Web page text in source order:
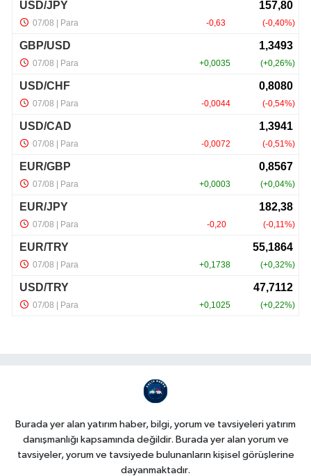
Burada yer alan yatırım haber, bilgi, yorum ve tavsiyeleri yatırım
danışmanlığı kapsamında değildir. Burada yer alan yorum ve
tavsiyeler, yorum ve tavsiyede bulunanların kişisel görüşlerine
dayanmaktadır.